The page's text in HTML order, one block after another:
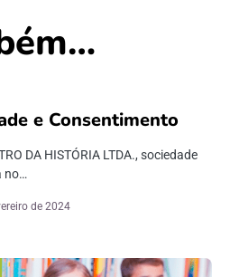
e Consentimento
DA HISTÓRIA LTDA., sociedade
no…
de 2024